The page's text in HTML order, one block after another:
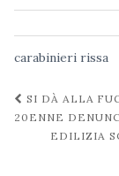
carabinieri rissa
post
SI DÀ ALLA
20ENNE
EDILIZIA